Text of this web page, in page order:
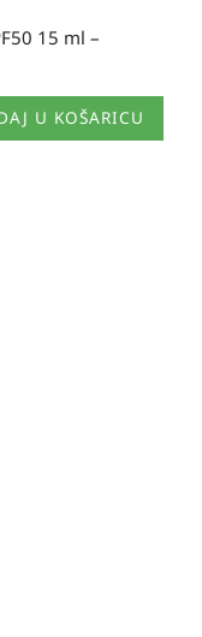
15 ml –
U KOŠARICU